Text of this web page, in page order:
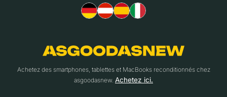
Achetez des smartphones, tablettes et MacBooks reconditionnés chez
asgoodasnew. Achetez ici.